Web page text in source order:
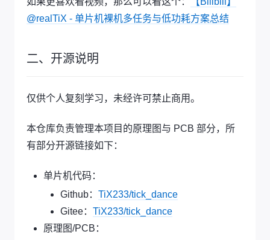
@realTiX - 单片机裸机多任务与低功耗方案总结
二、开源说明
仅供个人复刻学习，未经许可禁止商用。
本仓库负责管理本项目的原理图与 PCB 部分，所
有部分开源链接如下：
单片机代码：
Github： TiX233/tick_dance
Gitee： TiX233/tick_dance
原理图/PCB：